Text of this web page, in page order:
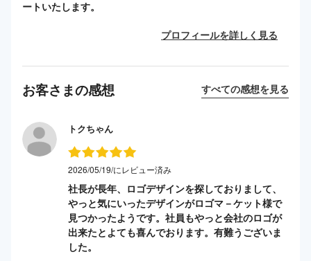
ートいたします。
プロフィールを詳しく見る
お客さまの感想 すべての感想を見る
トクちゃん
2026/05/19/にレビュー済み
社長が長年、ロゴデザインを探しておりまして、
やっと気にいったデザインがロゴマ－ケット様で
見つかったようです。社員もやっと会社のロゴが
出来たとよても喜んでおります。有難うございま
した。